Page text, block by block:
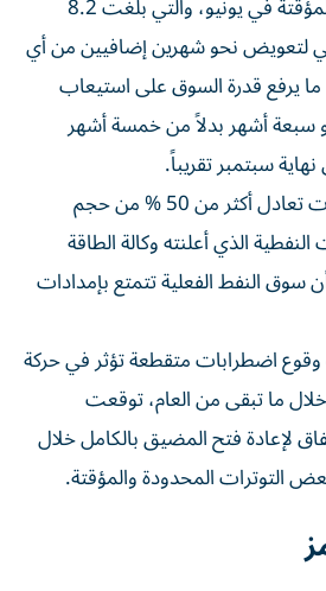
لتعويض نحو شهرين إضافيين من أي
يرفع قدرة السوق على استيعاب
سبعة أشهر بدلاً من خمسة أشهر
سبتمبر تقريباً.
وأضافت أن هذه الكميات تعادل أكثر من 50 % من حجم
الذي أعلنته وكالة الطاقة
سوق النفط الفعلية تتمتع بإمدادات
وقوع اضطرابات متقطعة تؤثر في حركة
ما تبقى من العام، توقعت
لإعادة فتح المضيق بالكامل خلال
التوترات المحدودة والمؤقتة.